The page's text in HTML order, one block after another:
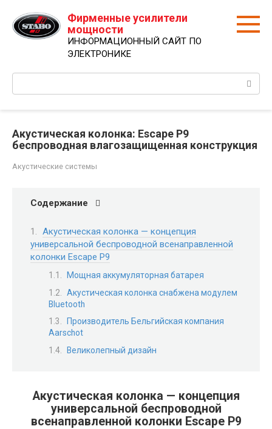
контенту
Фирменные усилители
мощности
ИНФОРМАЦИОННЫЙ САЙТ ПО
ЭЛЕКТРОНИКЕ
Поиск:
Акустическая колонка: Escape P9
беспроводная влагозащищенная конструкция
Акустические системы
Содержание
Акустическая колонка — концепция
универсальной беспроводной всенаправленной
колонки Escape P9
Мощная аккумуляторная батарея
Акустическая колонка снабжена модулем
Bluetooth
Производитель Бельгийская компания
Aarschot
Великолепный дизайн
Акустическая колонка — концепция
универсальной беспроводной
всенаправленной колонки Escape P9